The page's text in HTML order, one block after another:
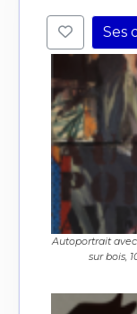
Ses
Autoportrait
sur bois,